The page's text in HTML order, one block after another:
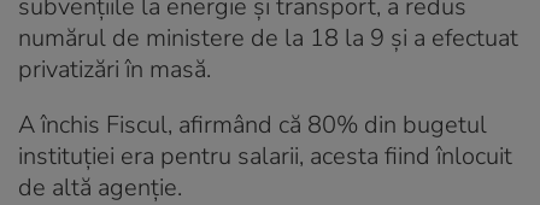
numărul de ministere de la 18 la 9 și a efectuat
privatizări în masă.
A închis Fiscul, afirmând că 80% din bugetul
instituției era pentru salarii, acesta fiind înlocuit
de altă agenție.